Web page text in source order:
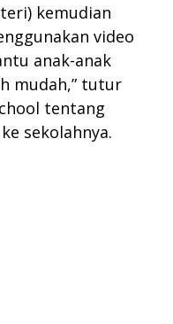
kemudian
video
anak-anak
mudah,” tutur
tentang
sekolahnya.